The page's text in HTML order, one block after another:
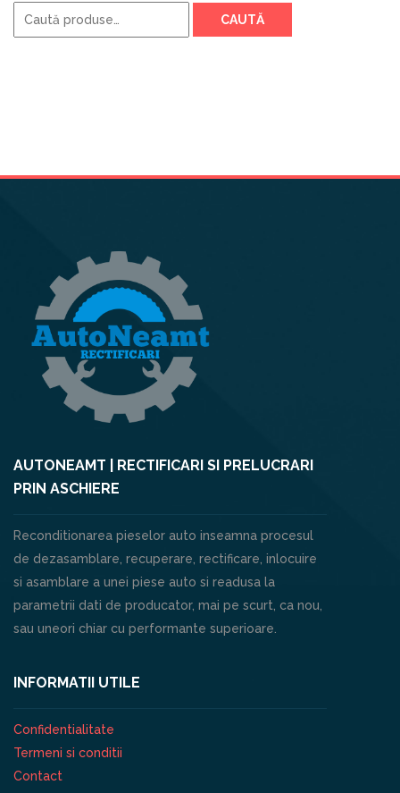
după:
CAUTĂ
AUTONEAMT | RECTIFICARI SI PRELUCRARI
PRIN ASCHIERE
Reconditionarea pieselor auto inseamna procesul
de dezasamblare, recuperare, rectificare, inlocuire
si asamblare a unei piese auto si readusa la
parametrii dati de producator, mai pe scurt, ca nou,
sau uneori chiar cu performante superioare.
INFORMATII UTILE
Confidentialitate
Termeni si conditii
Contact